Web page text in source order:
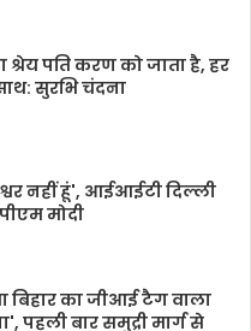
पति करण को जाता है, हर
सुरभि चंदना
नहीं हूं', आईआईटी दिल्ली
मोदी
बिहार का जीआई टैग वाला
पहली बार समुद्री मार्ग से